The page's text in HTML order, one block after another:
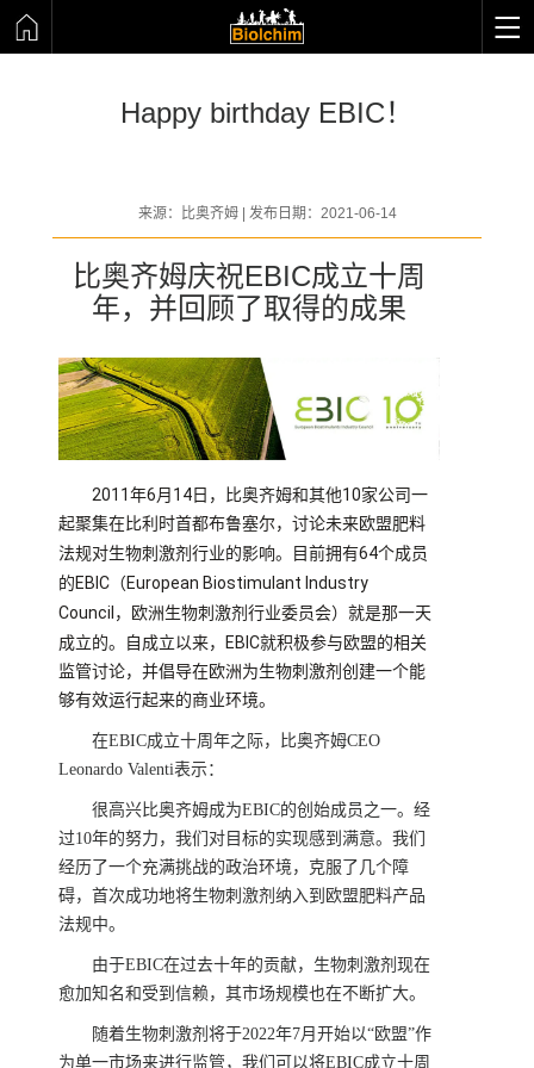
Happy birthday EBIC！
来源：比奥齐姆 | 发布日期：2021-06-14
比奥齐姆庆祝EBIC成立十周
年，并回顾了取得的成果
2011 年6 月 14 日，比奥齐姆和其他10家公司一
起聚集在比利时首都布鲁塞尔，讨论未来欧盟肥料
法规对生物刺激剂行业的影响。目前拥有64个成员
的 EBIC （ European Biostimulant Industry
Council ，欧洲生物刺激剂行业委员会）就是那一天
成立的。自成立以来，
EBIC就积极参与欧盟的相关
监管讨论，并倡导在欧洲为生物刺激剂创建一个能
够有效运行起来的商业环境。
在EBIC成立十周年之际，比奥齐姆CEO
Leonardo Valenti表示：
很高兴比奥齐姆成为EBIC的创始成员之一。经
过10年的努力，我们对目标的实现感到满意。我们
经历了一个充满挑战的政治环境，克服了几个障
碍，首次成功地将生物刺激剂纳入到欧盟肥料产品
法规中。
由于EBIC在过去十年的贡献，生物刺激剂现在
愈加知名和受到信赖，其市场规模也在不断扩大。
随着生物刺激剂将于2022年7月开始以“欧盟”作
为单一市场来进行监管，我们可以将EBIC成立十周